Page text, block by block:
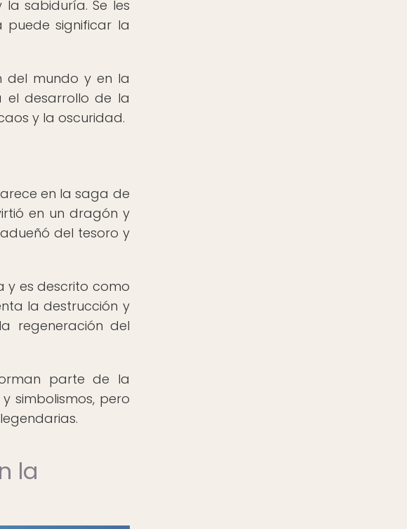
sabiduría. Se les
puede significar la
del mundo y en la
el desarrollo de la
y la oscuridad.
en la saga de
en un dragón y
del tesoro y
y es descrito como
la destrucción y
regeneración del
parte de la
simbolismos, pero
la